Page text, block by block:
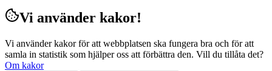
Vi använder kakor!
Vi använder kakor för att webbplatsen ska fungera bra och för att
samla in statistik som hjälper oss att förbättra den. Vill du tillåta det?
Om kakor